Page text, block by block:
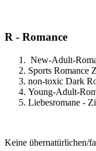
R - Romance
New-Adult-
Sports Romance
non-toxic Dark
Young-Adult-
Liebesromane -
Keine übernatürlichen/